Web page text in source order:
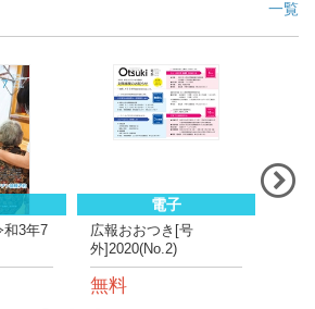
一覧
和3年7
電子
広報おおつき[号
外]2020(No.2)
無料